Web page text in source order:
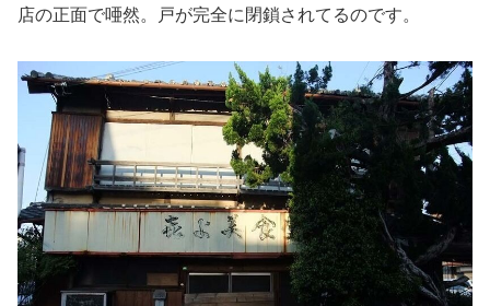
店の正面で唖然。戸が完全に閉鎖されてるのです。